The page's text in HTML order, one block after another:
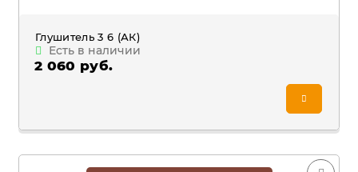
Глушитель 3 6 (АК)
Есть в наличии
2 060 руб.